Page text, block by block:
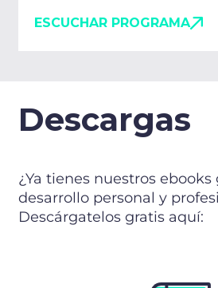
ESCUCHAR PROGRAMA
Descargas
¿Ya tienes nuestros
desarrollo personal y
Descárgatelos gratis aquí: